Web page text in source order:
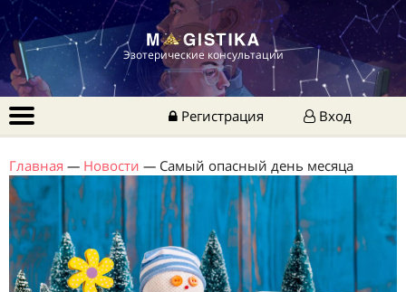
Эзотерические консультации
Регистрация Вход
Главная — Новости — Самый опасный день месяца